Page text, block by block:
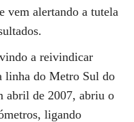
vem alertando a tutela
a reivindicar
linha do Metro Sul do
abril de 2007, abriu o
ligando